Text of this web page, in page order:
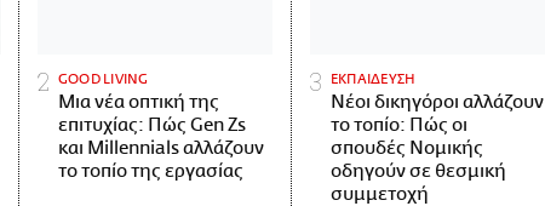
GOOD LIVING
Μια νέα οπτική της
επιτυχίας: Πώς Gen Zs
και Millennials αλλάζουν
το τοπίο της εργασίας
ΕΚΠΑΙΔΕΥΣΗ
Νέοι δικηγόροι αλλάζουν
το τοπίο: Πώς οι
σπουδές Νομικής
οδηγούν σε θεσμική
συμμετοχή